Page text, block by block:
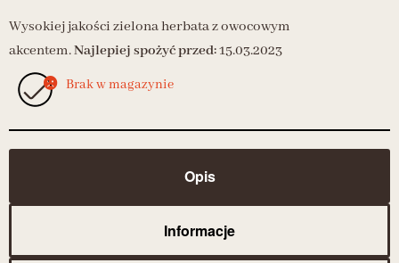
Wysokiej jakości zielona herbata z owocowym
akcentem.Najlepiej spożyć przed:15.03.2023
Brak w magazynie
Opis
Informacje